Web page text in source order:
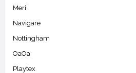
Meri
Navigare
Nottingham
OaOa
Playtex